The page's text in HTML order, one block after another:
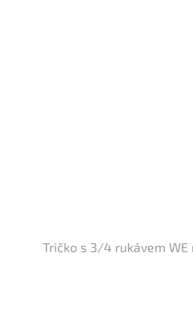
Tričko s 3/4 rukávem WE